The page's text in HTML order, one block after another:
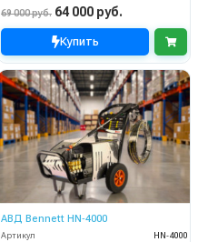
69 000 руб. 64 000 руб.
Купить
АВД Bennett HN‑4000
Артикул
HN‑4000